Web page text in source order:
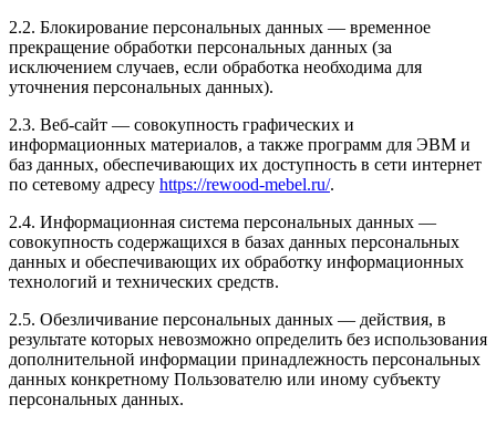
2.2. Блокирование персональных данных — временное
прекращение обработки персональных данных (за
исключением случаев, если обработка необходима для
уточнения персональных данных).
2.3. Веб-сайт — совокупность графических и
информационных материалов, а также программ для ЭВМ и
баз данных, обеспечивающих их доступность в сети интернет
по сетевому адресу https://rewood-mebel.ru/.
2.4. Информационная система персональных данных —
совокупность содержащихся в базах данных персональных
данных и обеспечивающих их обработку информационных
технологий и технических средств.
2.5. Обезличивание персональных данных — действия, в
результате которых невозможно определить без использования
дополнительной информации принадлежность персональных
данных конкретному Пользователю или иному субъекту
персональных данных.